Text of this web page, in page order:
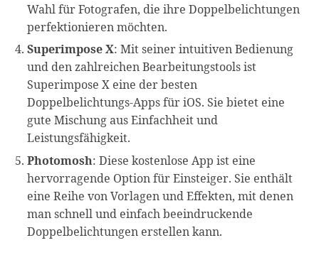
Wahl für Fotografen, die ihre Doppelbelichtungen
perfektionieren möchten.
Superimpose X: Mit seiner intuitiven Bedienung
und den zahlreichen Bearbeitungstools ist
Superimpose X eine der besten
Doppelbelichtungs-Apps für iOS. Sie bietet eine
gute Mischung aus Einfachheit und
Leistungsfähigkeit.
Photomosh: Diese kostenlose App ist eine
hervorragende Option für Einsteiger. Sie enthält
eine Reihe von Vorlagen und Effekten, mit denen
man schnell und einfach beeindruckende
Doppelbelichtungen erstellen kann.